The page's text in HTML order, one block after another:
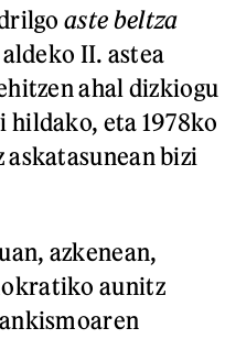
aste beltza
II. astea
ahal dizkiogu
eta 1978ko
bizi
azkenean,
aunitz